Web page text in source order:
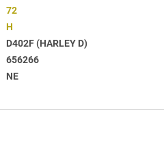
72
H
D402F (HARLEY D)
656266
NE